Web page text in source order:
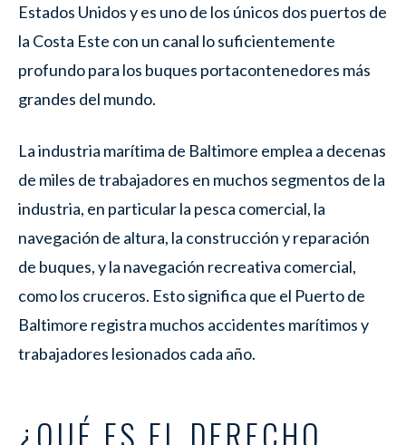
Estados Unidos y es uno de los únicos dos puertos de
la Costa Este con un canal lo suficientemente
profundo para los buques portacontenedores más
grandes del mundo.
La industria marítima de Baltimore emplea a decenas
de miles de trabajadores en muchos segmentos de la
industria, en particular la pesca comercial, la
navegación de altura, la construcción y reparación
de buques, y la navegación recreativa comercial,
como los cruceros. Esto significa que el Puerto de
Baltimore registra muchos accidentes marítimos y
trabajadores lesionados cada año.
¿QUÉ ES EL DERECHO